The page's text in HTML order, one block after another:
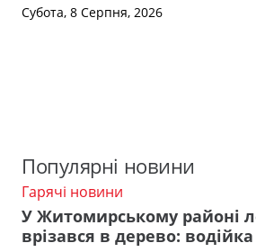
Субота, 8 Серпня, 2026
Популярні новини
Гарячі новини
У Житомирському районі
врізався в дерево: